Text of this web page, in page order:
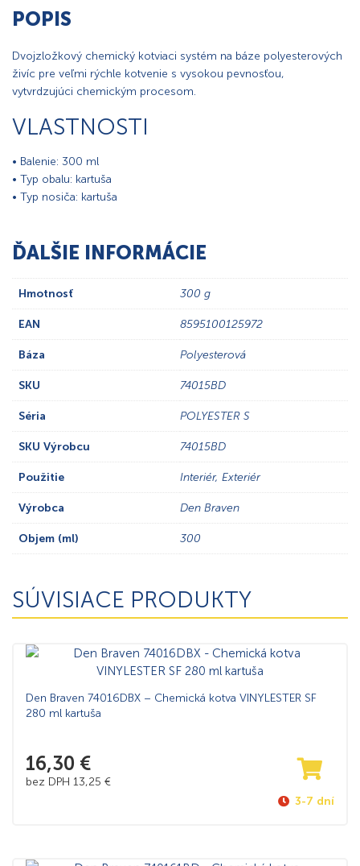
POPIS
Dvojzložkový chemický kotviaci systém na báze polyesterových
živíc pre veľmi rýchle kotvenie s vysokou pevnosťou,
vytvrdzujúci chemickým procesom.
VLASTNOSTI
• Balenie: 300 ml
• Typ obalu: kartuša
• Typ nosiča: kartuša
ĎALŠIE INFORMÁCIE
Hmotnosť 300 g
EAN 8595100125972
Báza Polyesterová
SKU 74015BD
Séria POLYESTER S
SKU Výrobcu 74015BD
Použitie Interiér, Exteriér
Výrobca Den Braven
Objem (ml) 300
SÚVISIACE PRODUKTY
Den Braven 74016DBX – Chemická kotva VINYLESTER SF
280 ml kartuša
16,30 €
bez DPH 13,25 €
3-7 dní